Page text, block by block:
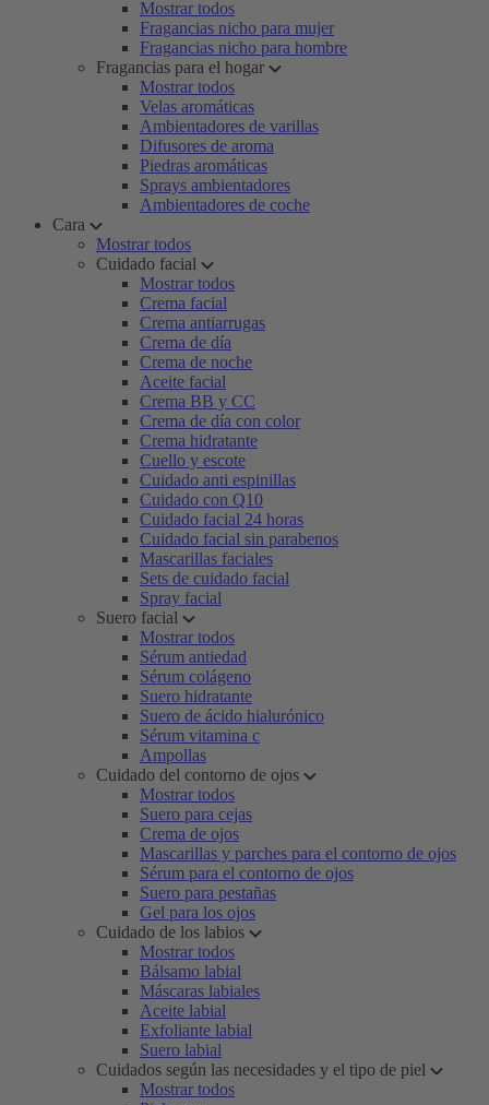
Mostrar todos
Fragancias nicho para mujer
Fragancias nicho para hombre
Fragancias para el hogar
Mostrar todos
Velas aromáticas
Ambientadores de varillas
Difusores de aroma
Piedras aromáticas
Sprays ambientadores
Ambientadores de coche
Cara
Mostrar todos
Cuidado facial
Mostrar todos
Crema facial
Crema antiarrugas
Crema de día
Crema de noche
Aceite facial
Crema BB y CC
Crema de día con color
Crema hidratante
Cuello y escote
Cuidado anti espinillas
Cuidado con Q10
Cuidado facial 24 horas
Cuidado facial sin parabenos
Mascarillas faciales
Sets de cuidado facial
Spray facial
Suero facial
Mostrar todos
Sérum antiedad
Sérum colágeno
Suero hidratante
Suero de ácido hialurónico
Sérum vitamina c
Ampollas
Cuidado del contorno de ojos
Mostrar todos
Suero para cejas
Crema de ojos
Mascarillas y parches para el contorno de ojos
Sérum para el contorno de ojos
Suero para pestañas
Gel para los ojos
Cuidado de los labios
Mostrar todos
Bálsamo labial
Máscaras labiales
Aceite labial
Exfoliante labial
Suero labial
Cuidados según las necesidades y el tipo de piel
Mostrar todos